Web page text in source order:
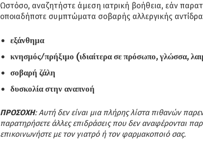
Ωστόσο, αναζητήστε άμεση ιατρική βοήθεια, εάν
οποιαδήποτε συμπτώματα σοβαρής αλλεργικής
εξάνθημα
κνησμός/πρήξιμο (ιδιαίτερα σε πρόσωπο, γλώσσα,
σοβαρή ζάλη
δυσκολία στην αναπνοή
ΠΡΟΣΟΧΗ: Αυτή δεν είναι μια πλήρης λίστα πιθανών
παρατηρήσετε άλλες επιδράσεις που δεν αναφέρονται
επικοινωνήστε με τον γιατρό ή τον φαρμακοποιό σας.